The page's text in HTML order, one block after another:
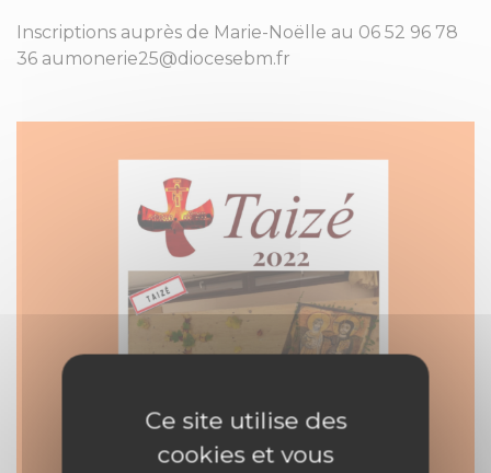
Inscriptions auprès de Marie-Noëlle au 06 52 96 78
36 aumonerie25@diocesebm.fr
Ce site utilise des
cookies et vous